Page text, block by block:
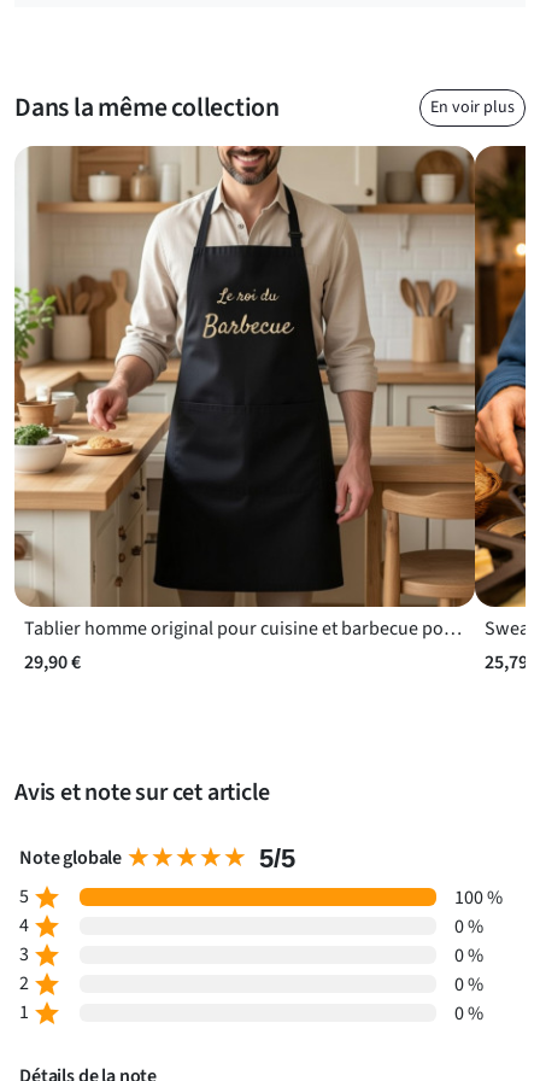
faire… et le revendiquer !
Style décontracté et confort garanti au quotidien
En plus de son message qui fait sourire, ce
t-shirt homme à
slogan drôleassure niveau qualité. Son tissu doux et respirant
le rend agréable à porter toute la journée. Il s’adapte à tous les
styles et se marie parfaitement avec un jean ou un short pour
un look casual assumé. Grâce à sa couleur grise intemporelle,
il reste facile à assortir, quelle que soit la saison. Et surtout, il
ne passe jamais inaperçu ! Ce t-shirt est un incontournable
pour ceux qui prennent la vie du bon côté.
Questions fréquentes
Dans la même collection En voir plus
Tablier homme original pour cuisine et barbecue pour préparer un barbecue en famille
29,90 €
25,79 €
Avis et note sur cet article
Note globale ★★★★★
★★★★★ 5/5
5 star
100 %
4 star
0 %
3 star
0 %
2 star
0 %
1 star 0 %